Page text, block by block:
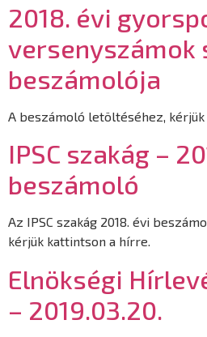
2018. évi
versenyszámok
beszámolója
A beszámoló letöltéséhez,
IPSC szakág –
beszámoló
Az IPSC szakág 2018. évi
kérjük kattintson a hírre.
Elnökségi
– 2019.03.20.